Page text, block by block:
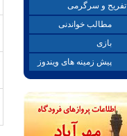
تفریح و سرگرمی
مطالب خواندنی
بازی
پیش زمینه های ویندوز